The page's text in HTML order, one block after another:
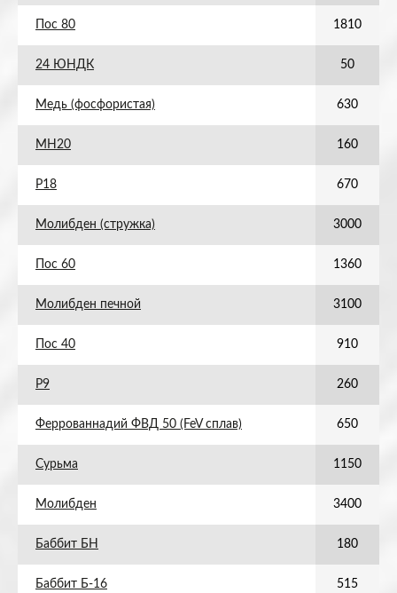
Пос 80 1810
24 ЮНДК 50
Медь (фосфористая) 630
МН20 160
Р18 670
Молибден (стружка) 3000
Пос 60 1360
Молибден печной 3100
Пос 40 910
Р9 260
Феррованнадий ФВД 50 (FeV сплав) 650
Сурьма 1150
Молибден 3400
Баббит БН 180
Баббит Б-16 515